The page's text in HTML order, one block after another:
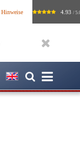
Hinweise 4.93 /